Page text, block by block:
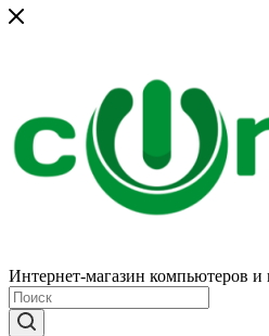
Интернет-магазин компьютеров и